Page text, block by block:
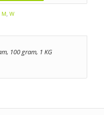
M W
100 gram, 1 KG